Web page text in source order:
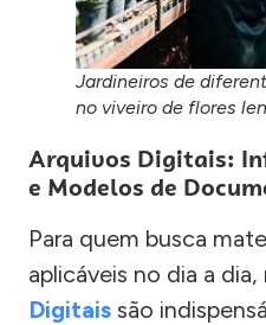
Jardineiros de
no viveiro de flores
Arquivos Digitais:
e Modelos de
Para quem busca
aplicáveis no dia a dia,
Digitais são